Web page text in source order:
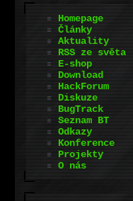
Homepage
Články
Aktuality
RSS ze světa
E-shop
Download
HackForum
Diskuze
BugTrack
Seznam BT
Odkazy
Konference
Projekty
O nás